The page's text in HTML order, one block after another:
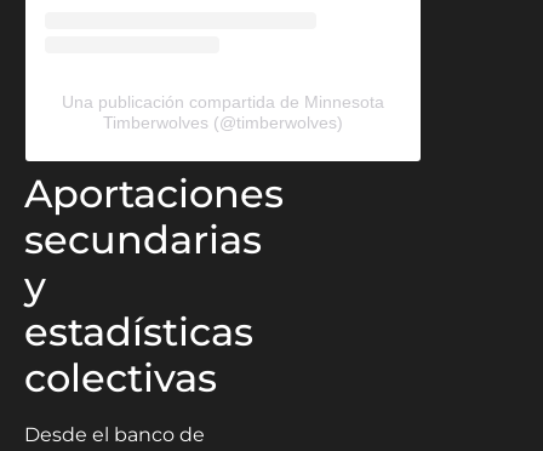
Una publicación compartida de Minnesota
Timberwolves (@timberwolves)
Aportaciones
secundarias
y
estadísticas
colectivas
Desde el banco de